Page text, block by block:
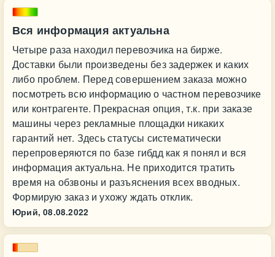
Вся информация актуальна
Четыре раза находил перевозчика на бирже.
Доставки были произведены без задержек и каких
либо проблем. Перед совершением заказа можно
посмотреть всю информацию о частном перевозчике
или контрагенте. Прекрасная опция, т.к. при заказе
машины через рекламные площадки никаких
гарантий нет. Здесь статусы систематически
перепроверяются по базе гибдд как я понял и вся
информация актуальна. Не приходится тратить
время на обзвоны и разъяснения всех вводных.
Формирую заказ и ухожу ждать отклик.
Юрий, 08.08.2022